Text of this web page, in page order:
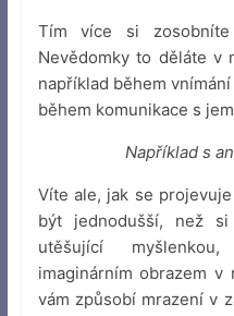
Tím více si
Nevědomky to děláte v
například během
během komunikace s
Například s
Víte ale, jak se
být jednodušší, než si
utěšující
imaginárním obrazem
vám způsobí mrazení v